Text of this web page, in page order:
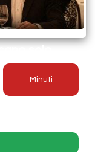
Minuti